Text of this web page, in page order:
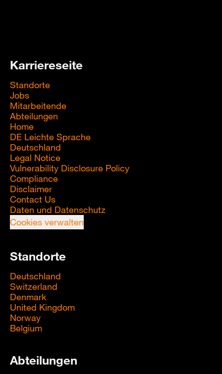
Karriereseite
Standorte
Jobs
Mitarbeitende
Abteilungen
Home
DE Leichte Sprache
Deutschland
Legal Notice
Vulnerability Disclosure Policy
Compliance
Disclaimer
Contact Us
Daten und Datenschutz
Cookies verwalten
Standorte
Deutschland
Switzerland
Denmark
United Kingdom
Norway
Belgium
Abteilungen